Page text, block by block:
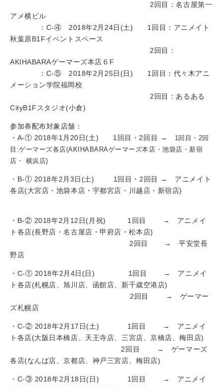
2回目：名古屋第一
アメ横ビル
：C-④ 2018年2月24日(土) 1回目：アニメイト
秋葉原B1Fイベントスペース
2回目：
AKIHABARAゲーマーズ本店６F
：C-⑤ 2018年2月25日(日) 1回目：代々木アニ
メーション学院福岡校
2回目：あるある
CityB1Fスタジオ(小倉)
参加券配布対象店舗：
・A‐① 2018年1月20日(土) 1回目・2回目 →
1回目・2回
目:ゲーマーズ各店(AKIHABARAゲーマーズ本店・池袋店・新宿
店・ 横浜店)
・B‐① 2018年2月3日(土) 1回目・2回目 → アニメイト
各店(大宮店・池袋本店・宇都宮店・川越店・新宿店)
・B-② 2018年2月12日(月祝) 1回目 → アニメイ
ト各店(長野店・名古屋店・甲府店・松本店)
2回目 → 平安堂長
野店
・C‐① 2018年2月4日(日) 1回目 → アニメイ
ト各店(札幌店、旭川店、函館店、新千歳空港店)
2回目 → ゲーマー
ズ札幌店
・C-② 2018年2月17日(土) 1回目 → アニメイ
ト各店(大阪日本橋店、天王寺店、三宮店、京橋店、梅田店)
2回目 → ゲーマーズ
各店(なんば店、京都店、神戸三宮店、梅田店)
・C-③ 2018年2月18日(日) 1回目 → アニメイ